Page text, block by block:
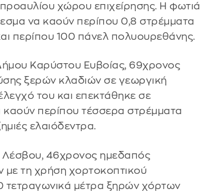
χώρου επιχείρησης. Η φωτιά
να καούν περίπου 0,8 στρέμματα
περίπου 100 πάνελ πολυουρεθάνης.
Καρύστου Ευβοίας, 69χρονος
ξερών κλαδιών σε γεωργική
του και επεκτάθηκε σε
καούν περίπου τέσσερα στρέμματα
ελαιόδεντρα.
Λέσβου, 46χρονος ημεδαπός
με τη χρήση χορτοκοπτικού
τετραγωνικά μέτρα ξηρών χόρτων